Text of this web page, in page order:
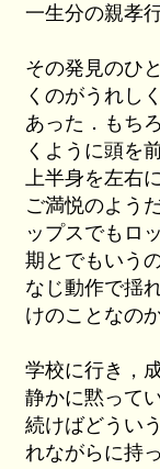
一生分の親孝
その発見のひ
くのがうれし
あった．もち
くように頭を
上半身を左右
ご満悦のよう
ップスでもロ
期とでもいう
なじ動作で揺
けのことなの
学校に行き，
静かに黙って
続けばどうい
れながらに持